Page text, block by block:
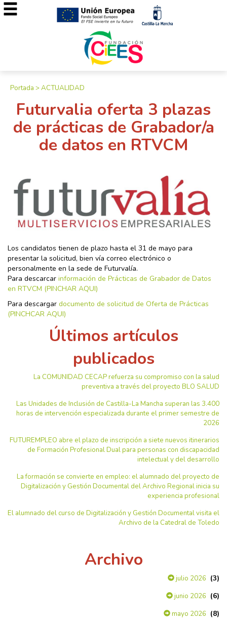
Portada >ACTUALIDAD
Futurvalia oferta 3 plazas
de prácticas de Grabador/a
de datos en RTVCM
Los candidatos tienen de plazo hasta el 31 de mayo para
presentar la solicitud, bien vía correo electrónico o
personalmente en la sede de Futurvalía.
Para descarcar información de Prácticas de Grabador de Datos
en RTVCM (PINCHAR AQUI)
Para descargar documento de solicitud de Oferta de Prácticas
(PINCHCAR AQUI)
Últimos artículos
publicados
La COMUNIDAD CECAP refuerza su compromiso con la salud
preventiva a través del proyecto BLO SALUD
Las Unidades de Inclusión de Castilla-La Mancha superan las 3.400
horas de intervención especializada durante el primer semestre de
2026
FUTUREMPLEO abre el plazo de inscripción a siete nuevos itinerarios
de Formación Profesional Dual para personas con discapacidad
intelectual y del desarrollo
La formación se convierte en empleo: el alumnado del proyecto de
Digitalización y Gestión Documental del Archivo Regional inicia su
experiencia profesional
El alumnado del curso de Digitalización y Gestión Documental visita el
Archivo de la Catedral de Toledo
Archivo
julio 2026 (3)
junio 2026 (6)
mayo 2026 (8)